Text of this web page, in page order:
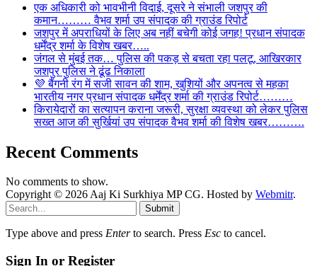
एक अधिकारी को भावभीनी विदाई, दूसरे ने संभाली जशपुर की
कमान……… वैभव शर्मा उप संपादक की ग्राउंड रिपोर्ट
जशपुर में अपराधियों के लिए अब नहीं बचेगी कोई जगह! प्रधान संपादक
धर्मेंद्र शर्मा के विशेष खबर…..
जंगल से मुंबई तक… पुलिस की पकड़ से बचता रहा पलटू, आखिरकार
जशपुर पुलिस ने ढूंढ निकाला
💜 बैंगनी रंग में सजी सावन की शाम, खुशियों और अपनत्व से महका
भारतीय नगर प्रधान संपादक धर्मेंद्र शर्मा की ग्राउंड रिपोर्ट………
किरायेदारों का सत्यापन कराना जरूरी, सुरक्षा व्यवस्था को लेकर पुलिस
सख्त आज की सुर्खियां उप संपादक वैभव शर्मा की विशेष खबर……….
Recent Comments
No comments to show.
Copyright © 2026 Aaj Ki Surkhiya MP CG. Hosted by Webmitr.
Submit
Type above and press Enterto search. Press Esc to cancel.
Sign In or Register